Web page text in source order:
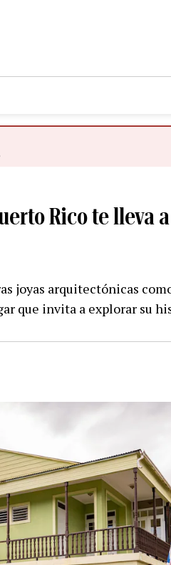
Rico te lleva
joyas arquitectónicas
que invita a explorar su